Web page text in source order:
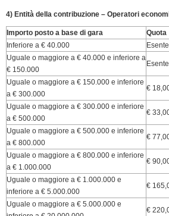
4) Entità della contribuzione – Operatori
Importo posto a base di gara Quota
Inferiore a € 40.000
Esente
Uguale o maggiore a € 40.000 e inferiore a
€ 150.000
Esente
Uguale o maggiore a € 150.000 e inferiore
a € 300.000
€
Uguale o maggiore a € 300.000 e inferiore
a € 500.000
€
Uguale o maggiore a € 500.000 e inferiore
a € 800.000
€
Uguale o maggiore a € 800.000 e inferiore
a € 1.000.000
€
Uguale o maggiore a € 1.000.000 e
inferiore a € 5.000.000
€
Uguale o maggiore a € 5.000.000 e
€